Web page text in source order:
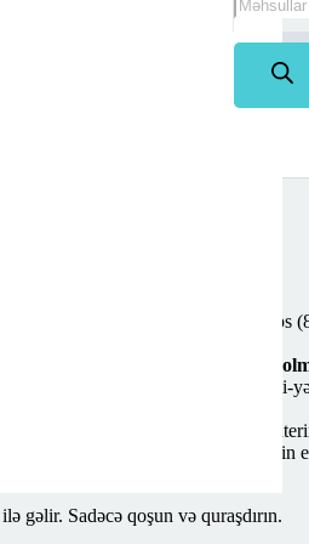
(5 GHz) + 880 Mbps (5 GHz) <4/ps
daha az gecikmə müddətinə nail
ilə evinizin hər yerindən WiFi-
MU-MIMO və Multi-RU
təkmilləşdirmələrini təmin
gəlir. Sadəcə qoşun və quraşdırın.